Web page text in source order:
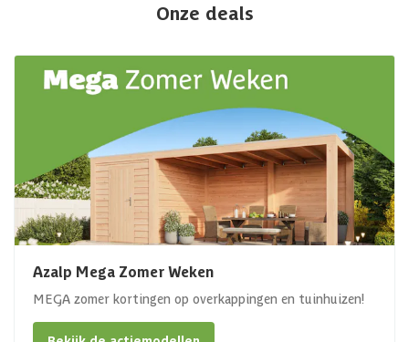
Onze deals
Azalp Mega Zomer Weken
MEGA zomer kortingen op overkappingen en tuinhuizen!